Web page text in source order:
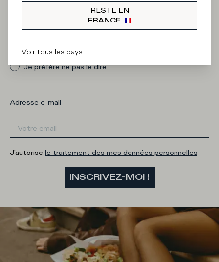
Quelle catégorie vous intéresse ?
Je préfère ne pas le dire
Adresse e-mail
J'autorise le traitement des mes données personnelles
INSCRIVEZ-MOI !
RESTE EN
FRANCE
Voir tous les pays